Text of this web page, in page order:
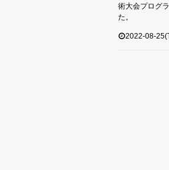
術大会プログ
た。
2022-08-